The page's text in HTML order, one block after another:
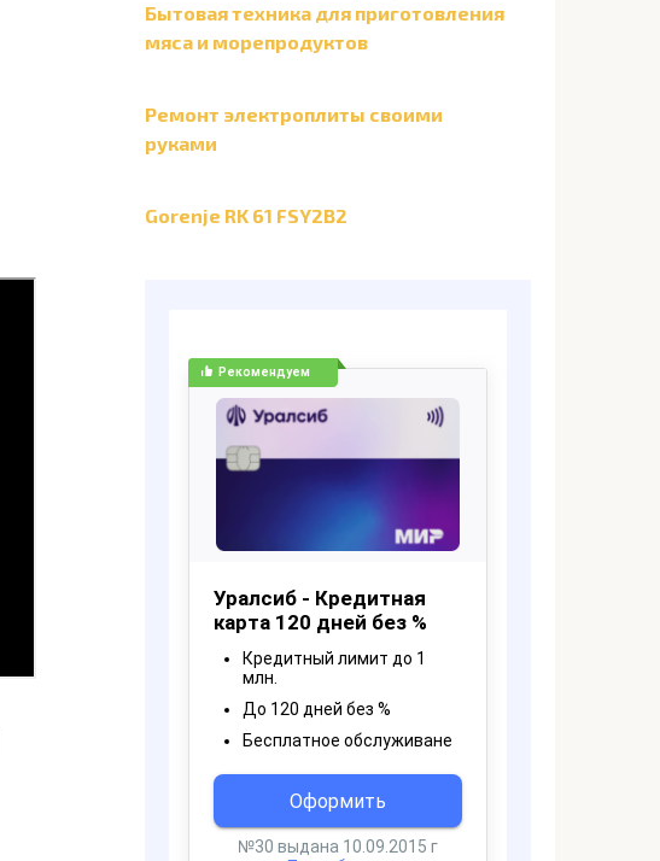
Бытовая техника для приготовления
мяса и морепродуктов
Ремонт электроплиты своими
руками
Gorenje RK 61 FSY2B2